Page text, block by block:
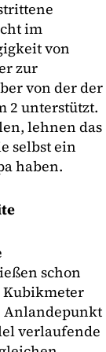
im
von
zur
von der der
2 unterstützt.
lehnen das
selbst ein
haben.
schon
Kubikmeter
Anlandepunkt
verlaufende